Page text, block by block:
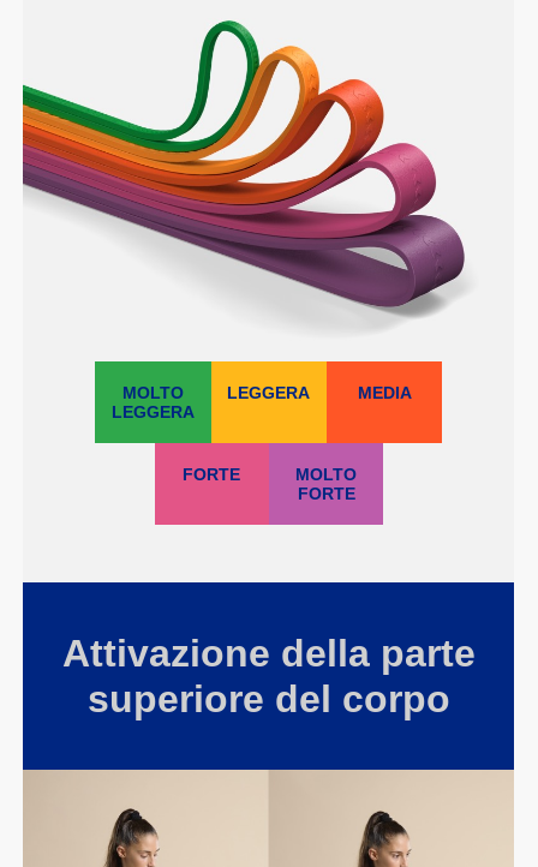
MOLTO
LEGGERA
LEGGERA MEDIA
FORTE
MOLTO
FORTE
Attivazione della parte
superiore del corpo